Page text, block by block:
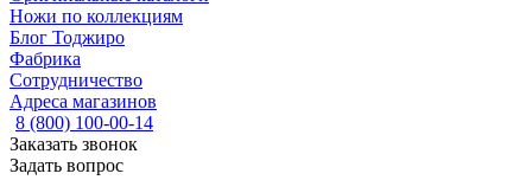
Ножи по коллекциям
Блог Тоджиро
Фабрика
Сотрудничество
Адреса магазинов
8 (800) 100-00-14
Заказать звонок
Задать вопрос